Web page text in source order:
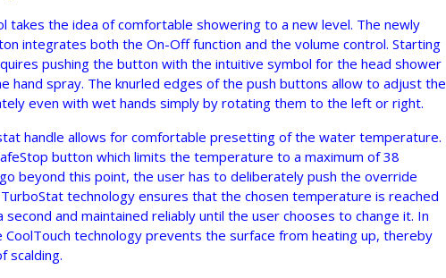
takes the idea of comfortable showering to a new level. The newly
integrates both the On-Off function and the volume control. Starting
pushing the button with the intuitive symbol for the head shower
hand spray. The knurled edges of the push buttons allow to adjust the
even with wet hands simply by rotating them to the left or right.
handle allows for comfortable presetting of the water temperature.
button which limits the temperature to a maximum of 38
beyond this point, the user has to deliberately push the override
technology ensures that the chosen temperature is reached
and maintained reliably until the user chooses to change it. In
CoolTouch technology prevents the surface from heating up, thereby
scalding.